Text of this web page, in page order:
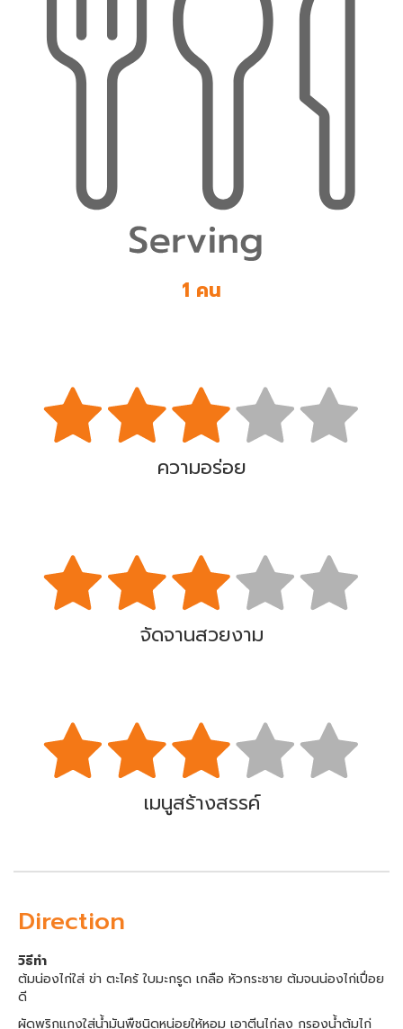
1 คน
ความอร่อย
จัดจานสวยงาม
เมนูสร้างสรรค์
Direction
วิธีทำ
ต้มน่องไก่ใส่ ข่า ตะไคร้ ใบมะกรูด เกลือ หัวกระชาย ต้มจนน่องไก่เปื่อย
ดี
ผัดพริกแกงใส่น้ำมันพืชนิดหน่อยให้หอม เอาตีนไก่ลง กรองน้ำต้มไก่